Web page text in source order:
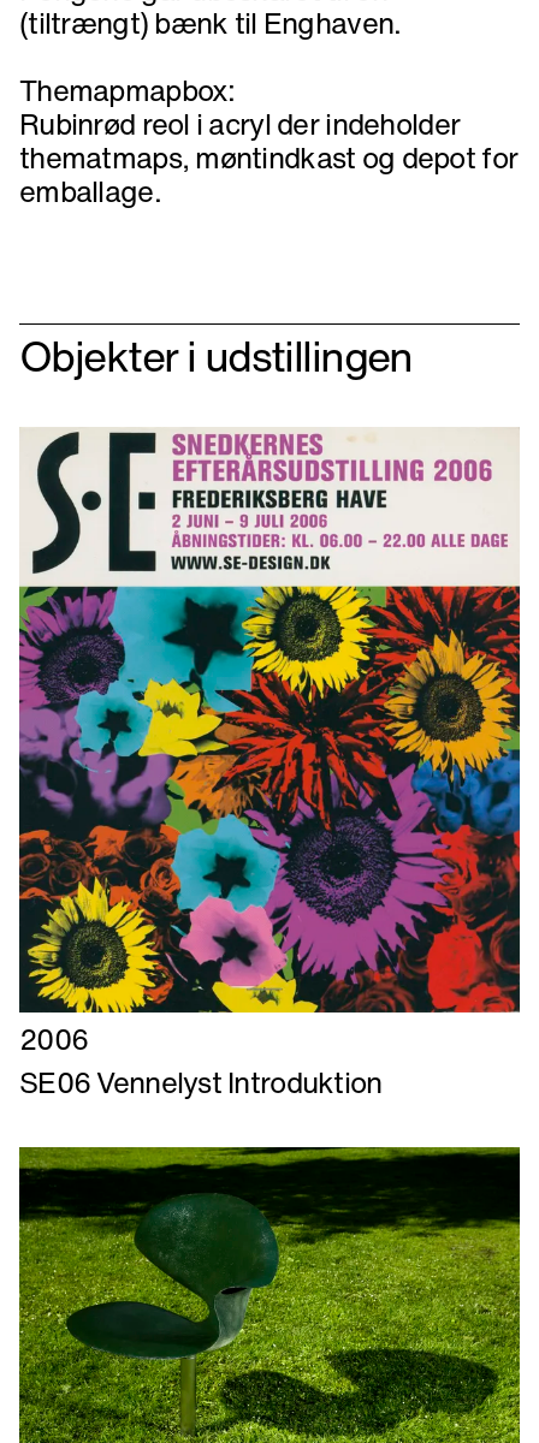
(tiltrængt) bænk til Enghaven.
Themapmapbox:
Rubinrød reol i acryl der indeholder
thematmaps, møntindkast og depot for
emballage.
Objekter i udstillingen
Læs
mere
om
Vennelyst
Introduktion
2006
SE06 Vennelyst Introduktion